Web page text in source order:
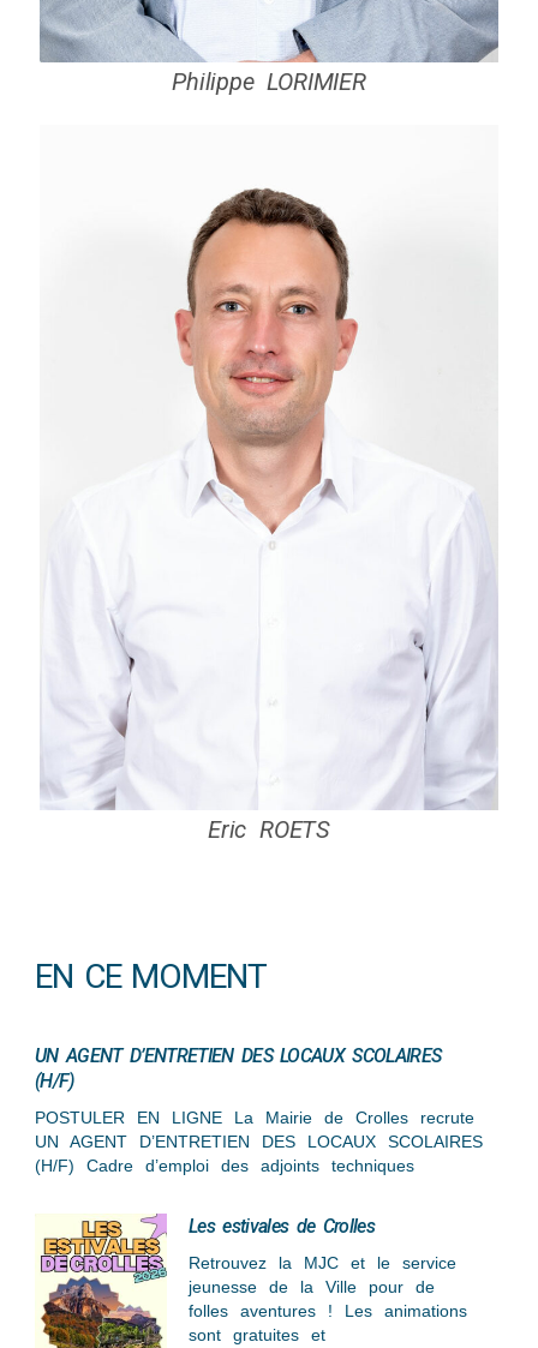
Philippe LORIMIER
Eric ROETS
EN CE MOMENT
UN AGENT D’ENTRETIEN DES LOCAUX SCOLAIRES
(H/F)
POSTULER EN LIGNE La Mairie de Crolles recrute
UN AGENT D’ENTRETIEN DES LOCAUX SCOLAIRES
(H/F) Cadre d’emploi des adjoints techniques
Les estivales de Crolles
Retrouvez la MJC et le service
jeunesse de la Ville pour de
folles aventures ! Les animations
sont gratuites et